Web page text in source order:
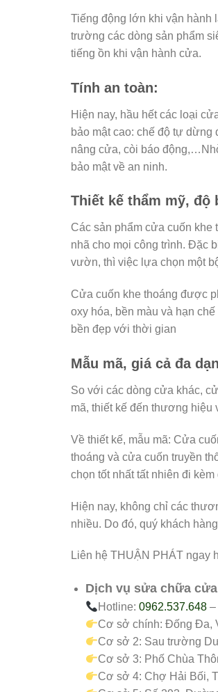
Tiếng động lớn khi vận hành
trường các dòng sản phẩm
tiếng ồn khi vận hành cửa.
Tính an toàn:
Hiện nay, hầu hết các loại
bảo mật cao: chế độ tự dừng
nâng cửa, còi báo
bảo mật về an ninh.
Thiết kế thẩm mỹ, độ
Các sản phẩm cửa cuốn khe
nhã cho mọi công trình. Đặc
vườn, thì việc lựa chọn một
Cửa cuốn khe thoáng được
oxy hóa, bền màu và hạn
bền đẹp với thời gian
Mẫu mã, giá cả đa
So với các dòng cửa khác,
mã, thiết kế đến thương hiệu
Về thiết kế, mẫu mã: Cửa
thoáng và cửa cuốn truyền
chọn tốt nhất tất nhiên đi
Hiện nay, không chỉ các
nhiều. Do đó, quý khách
Liên hệ THUẬN PHÁT ngay
Dịch vụ sửa chữa
Hotline:0962.537.648
Cơ sở chính: Đống Đa,
Cơ sở 2: Sau trường
Cơ sở 3: Phố Chùa
Cơ sở 4: Chợ Hải Bối,